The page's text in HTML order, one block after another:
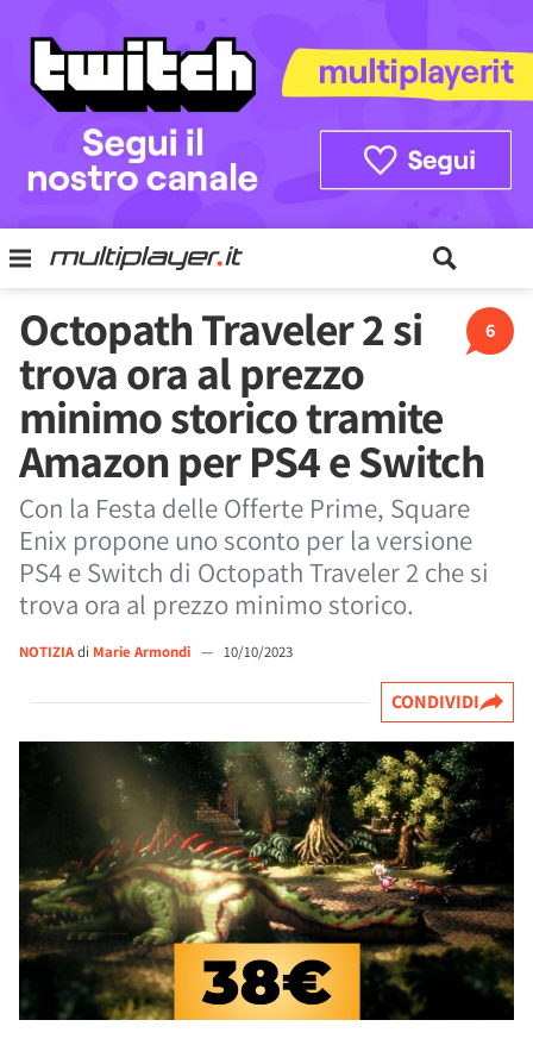
6
Octopath Traveler 2 si
trova ora al prezzo
minimo storico tramite
Amazon per PS4 e Switch
Con la Festa delle Offerte Prime, Square
Enix propone uno sconto per la versione
PS4 e Switch di Octopath Traveler 2 che si
trova ora al prezzo minimo storico.
NOTIZIAdi Marie Armondi — 10/10/2023
CONDIVIDI